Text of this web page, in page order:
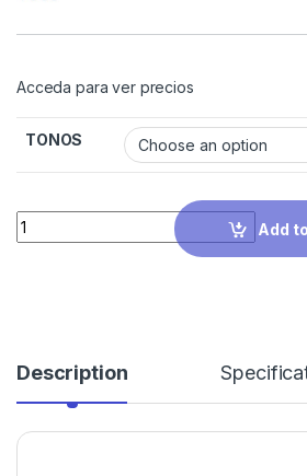
Acceda para ver precios
TONOS
Quantity
Add
Description